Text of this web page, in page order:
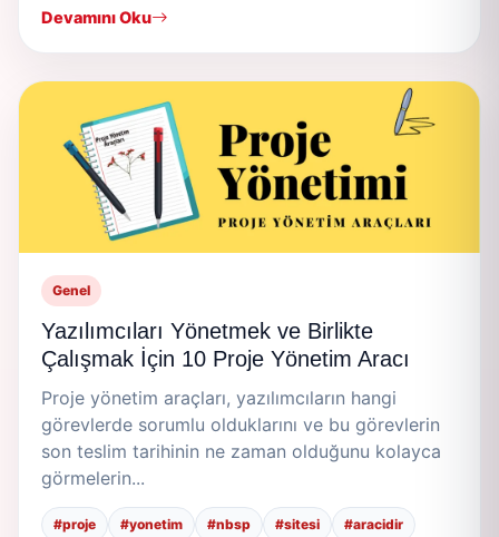
Devamını Oku
Genel
Yazılımcıları Yönetmek ve Birlikte
Çalışmak İçin 10 Proje Yönetim Aracı
Proje yönetim araçları, yazılımcıların hangi
görevlerde sorumlu olduklarını ve bu görevlerin
son teslim tarihinin ne zaman olduğunu kolayca
görmelerin...
#proje #yonetim #nbsp #sitesi #aracidir